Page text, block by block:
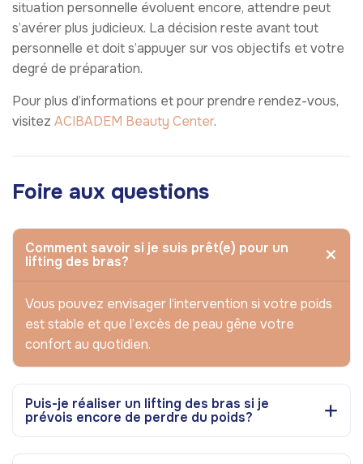
situation personnelle évoluent encore, attendre peut
s’avérer plus judicieux. La décision reste avant tout
personnelle et doit s’appuyer sur vos objectifs et votre
degré de préparation.
Pour plus d’informations et pour prendre rendez-vous,
visitez ACIBADEM Beauty Center.
Foire aux questions
Comment savoir si je suis prêt(e) pour un
lifting des bras?
Vous pouvez envisager l’intervention si votre poids
est stable et que l’excès de peau gêne votre
confort au quotidien.
Puis-je réaliser un lifting des bras si je
prévois encore de perdre du poids?